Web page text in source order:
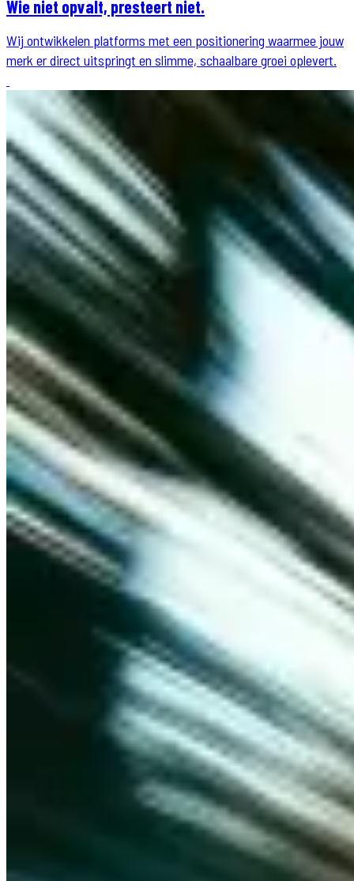
Wie niet opvalt, presteert niet.
Wij ontwikkelen platforms met een positionering waarmee jouw
merk er direct uitspringt en slimme, schaalbare groei oplevert.